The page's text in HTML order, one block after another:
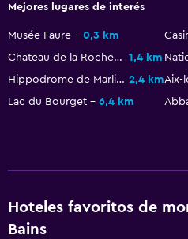
Mejores lugares de interés
Musée Faure 0,3 km
Chateau de la Roche du Roi
1,4 km
Hippodrome de Marlioz 2,4 kmAix-
Lac du Bourget
6,4 km
Hoteles favoritos de
Bains